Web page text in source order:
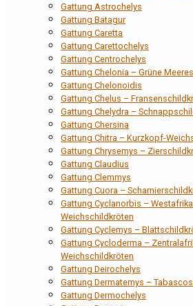
Gattung Astrochelys
Gattung Batagur
Gattung Caretta
Gattung Carettochelys
Gattung Centrochelys
Gattung Chelonia – Grüne
Gattung Chelonoidis
Gattung Chelus –
Gattung Chelydra –
Gattung Chersina
Gattung Chitra – Kurzkopf-
Gattung Chrysemys –
Gattung Claudius
Gattung Clemmys
Gattung Cuora –
Gattung Cyclanorbis –
Weichschildkröten
Gattung Cyclemys –
Gattung Cycloderma –
Weichschildkröten
Gattung Deirochelys
Gattung Dermatemys –
Gattung Dermochelys